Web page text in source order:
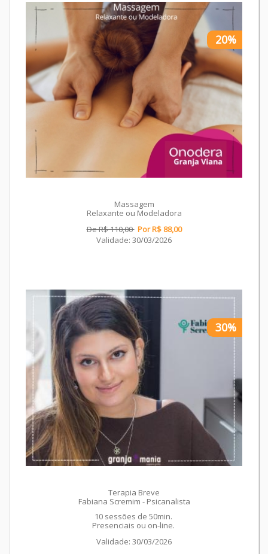
20%
Massagem
Relaxante ou Modeladora
De R$ 110,00 Por R$ 88,00
Validade: 30/03/2026
30%
Terapia Breve
Fabiana Scremim - Psicanalista
10 sessões de 50min.
Presenciais ou on-line.
Validade: 30/03/2026